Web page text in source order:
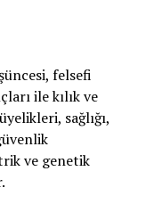
felsefi
ile kılık ve
sağlığı,
ve genetik